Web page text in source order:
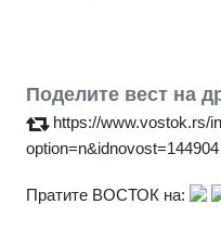
Поделите вест на
https://www.vostok.rs/
option=n&idnovost=144904
Пратите ВОСТОК на: